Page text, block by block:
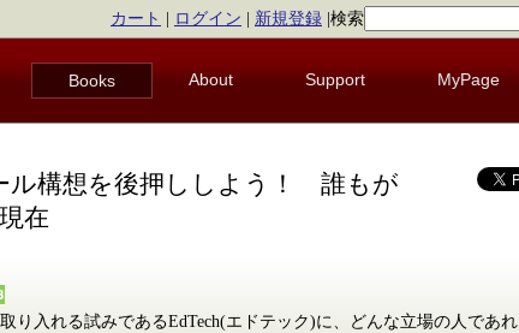
カート ログイン 新規登録 検索
Books About Support MyPage
ル構想を後押ししよう！ 誰もが
在
り入れる試みであるEdTech(エドテック)に、どんな立場の人であれ